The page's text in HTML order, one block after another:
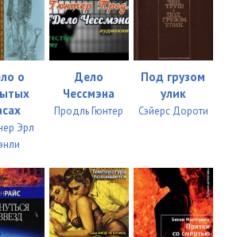
о
Эрл
Дело
Чессмэна
Продль Гюнтер
Под грузом
улик
Сэйерс Дороти